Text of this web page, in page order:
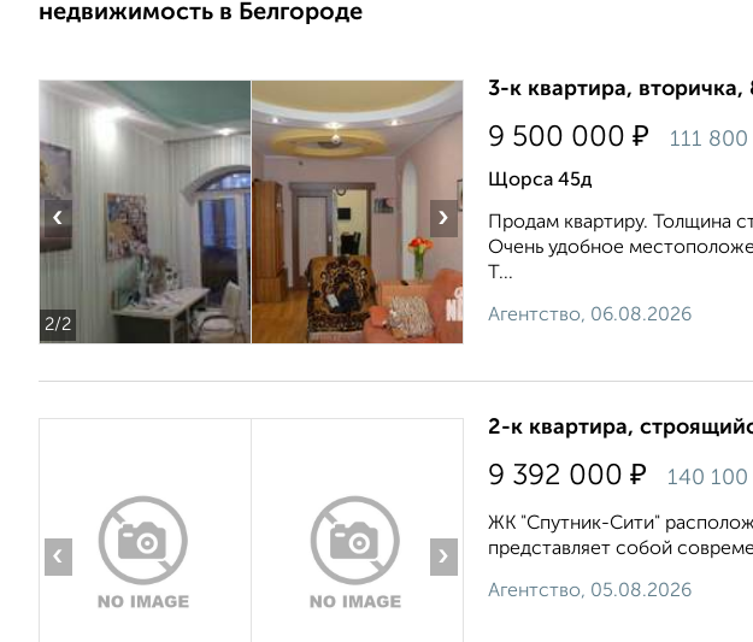
недвижимость в Белгороде
2/2
‹ ›
3-к квартира,
9 500 000 ₽ 111 800
Щорса 45д
Продам квартиру. Толщина
Очень удобное
Т...
Агентство, 06.08.2026
‹ ›
2-к квартира,
9 392 000 ₽ 140 100
ЖК "Спутник-Сити"
представляет собой
Агентство, 05.08.2026